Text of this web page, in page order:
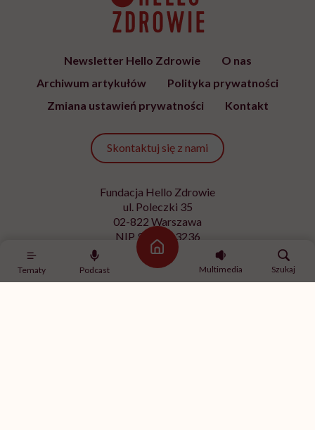
Tematy Podcast
Strona główna
Multimedia
Szukaj
Newsletter Hello Zdrowie
O nas
Archiwum artykułów
Polityka prywatności
Zmiana ustawień prywatności
Kontakt
Skontaktuj się z nami
Fundacja Hello Zdrowie
ul. Poleczki 35
02-822 Warszawa
NIP 9512613236
Kontakt z redakcją
redakcja@hellozdrowie.pl